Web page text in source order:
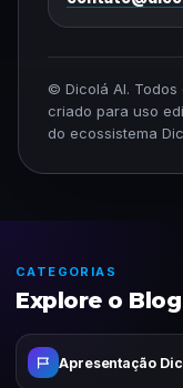
© Dicolá AI. Todos
criado para uso
do ecossistema
CATEGORIAS
Explore o
Apresentação